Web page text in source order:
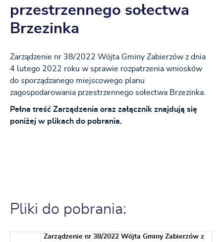
przestrzennego sołectwa
Brzezinka
Zarządzenie nr 38/2022 Wójta Gminy Zabierzów z dnia
4 lutego 2022 roku w sprawie rozpatrzenia wniosków
do sporządzanego miejscowego planu
zagospodarowania przestrzennego sołectwa Brzezinka.
Pełna treść Zarządzenia oraz załącznik znajdują się
poniżej w plikach do pobrania.
Pliki do pobrania:
Zarządzenie nr 38/2022 Wójta Gminy Zabierzów z